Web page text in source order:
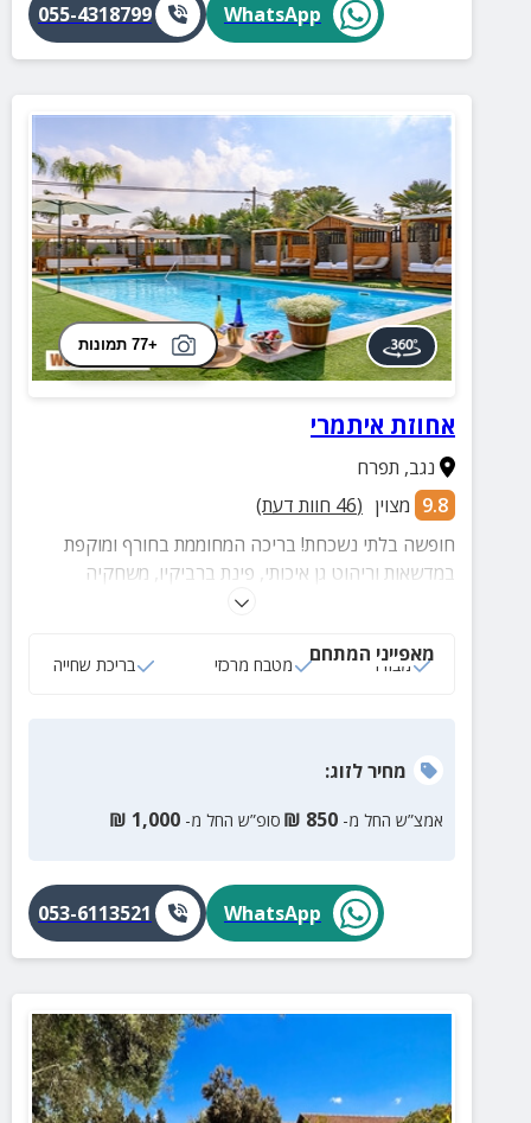
WhatsApp
055-4318799
+77 תמונות
אחוזת איתמרי
נגב, תפרח
9.8 מצוין (
46 חוות דעת)
חופשה בלתי נשכחת! בריכה המחוממת בחורף ומוקפת
במדשאות וריהוט גן איכותי, פינת ברביקיו, משחקיה
מושקעת לקטנטנים, שולחן סנוקר למקצוענים, התאמות
מאפייני המתחם
מבודד מטבח מרכזי בריכת שחייה
מחירלזוג:
אמצ”ש החל מ- 850
₪ סופ”ש החל מ- 1,000
₪
WhatsApp
053-6113521